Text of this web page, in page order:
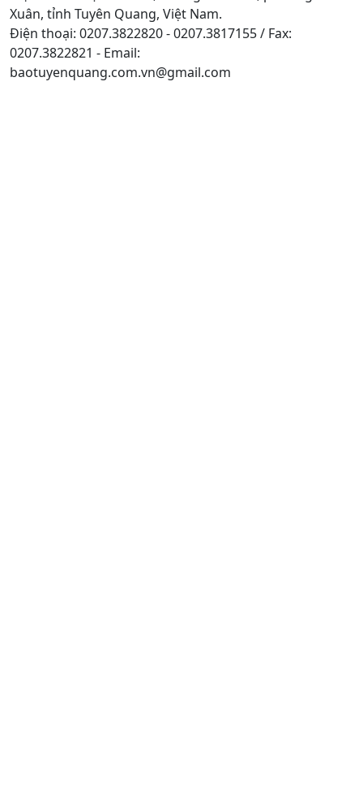
Xuân, tỉnh Tuyên Quang, Việt Nam.
Điện thoại: 0207.3822820 - 0207.3817155 / Fax:
0207.3822821 - Email:
baotuyenquang.com.vn@gmail.com